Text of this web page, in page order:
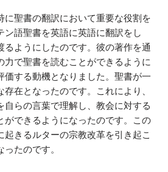
に聖書の翻訳において重要な役割を
ン語聖書を英語に英語に翻訳をし
るようにしたのです。彼の著作を通
力で聖書を読むことができるように
価する動機となりました。聖書が一
在となったのです。これにより、
自らの言葉で理解し、教会に対する
ができるようになったのです。この
起きるルターの宗教改革を引き起こ
たのです。